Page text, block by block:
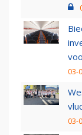
03-
03-